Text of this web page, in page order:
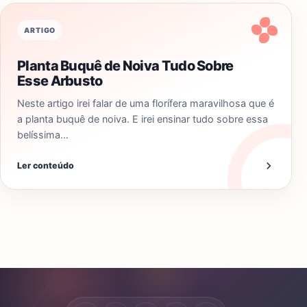
ARTIGO
Planta Buquê de Noiva Tudo Sobre
Esse Arbusto
Neste artigo irei falar de uma florífera maravilhosa que é
a planta buquê de noiva. E irei ensinar tudo sobre essa
belíssima…
Ler conteúdo